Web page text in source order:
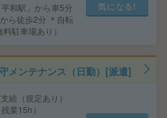
和駅」から車5分
ら徒歩2分 ＊自転
駐車場あり）
気になる!
メンテナンス（日勤）[派遣]
給（規定あり）
業15h）